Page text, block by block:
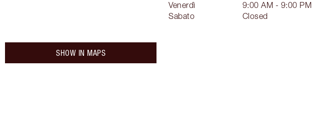
Venerdì
9:00 AM - 9:00 PM
Sabato
Closed
SHOW IN MAPS